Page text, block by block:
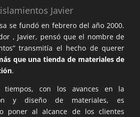
Javier
se fundó en febrero del año 2000.
, Javier, pensó que el nombre de
transmitía el hecho de querer
que una tienda de materiales de
.
tiempos, con los avances en la
y diseño de materiales, es
poner al alcance de los clientes